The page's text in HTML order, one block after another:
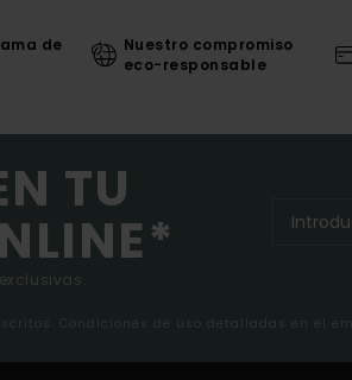
de
Nuestro compromiso
eco-responsable
TU
Condiciones de uso detalladas en el